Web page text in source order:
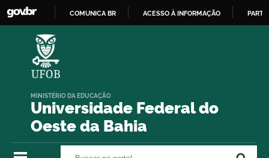
COMUNICA BR ACESSO À INFORMAÇÃO
Universidade Federal do
Oeste da Bahia
MINISTÉRIO DA EDUCAÇÃO